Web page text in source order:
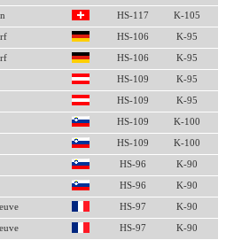
HS-117 K-105
HS-106 K-95
HS-106 K-95
HS-109 K-95
HS-109 K-95
HS-109 K-100
HS-109 K-100
HS-96 K-90
HS-96 K-90
HS-97 K-90
HS-97 K-90